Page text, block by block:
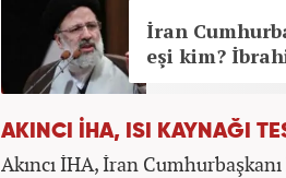
İran
eşi kim?
AKINCI İHA, ISI KAYNAĞI
Akıncı İHA, İran